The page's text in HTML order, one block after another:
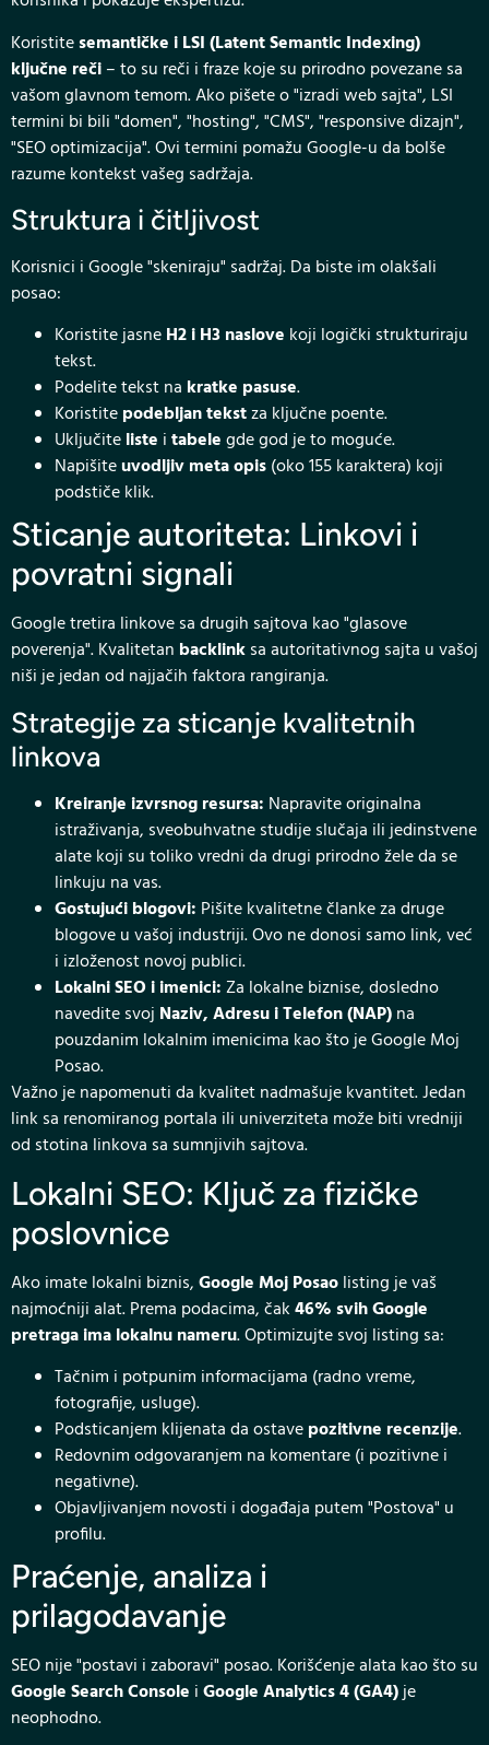
Koristitesemantičke i LSI (Latent Semantic Indexing)
ključne reči– to su reči i fraze koje su prirodno povezane sa
vašom glavnom temom. Ako pišete o "izradi web sajta", LSI
termini bi bili "domen", "hosting", "CMS", "responsive dizajn",
"SEO optimizacija". Ovi termini pomažu Google-u da bolše
razume kontekst vašeg sadržaja.
Struktura i čitljivost
Korisnici i Google "skeniraju" sadržaj. Da biste im olakšali
posao:
Koristite jasneH2 i H3 naslove koji logički strukturiraju
tekst.
Podelite tekst na kratke pasuse.
Koristitepodebljan tekstza ključne poente.
Uključiteliste itabelegde god je to moguće.
Napišiteuvodljiv meta opis(oko 155 karaktera) koji
podstiče klik.
Sticanje autoriteta: Linkovi i
povratni signali
Google tretira linkove sa drugih sajtova kao "glasove
poverenja". Kvalitetan backlinksa autoritativnog sajta u vašoj
niši je jedan od najjačih faktora rangiranja.
Strategije za sticanje kvalitetnih
linkova
Kreiranje izvrsnog resursa: Napravite originalna
istraživanja, sveobuhvatne studije slučaja ili jedinstvene
alate koji su toliko vredni da drugi prirodno žele da se
linkuju na vas.
Gostujući blogovi: Pišite kvalitetne članke za druge
blogove u vašoj industriji. Ovo ne donosi samo link, već
i izloženost novoj publici.
Lokalni SEO i imenici:Za lokalne biznise, dosledno
navedite svoj Naziv, Adresu i Telefon (NAP)na
pouzdanim lokalnim imenicima kao što je Google Moj
Posao.
Važno je napomenuti da kvalitet nadmašuje kvantitet. Jedan
link sa renomiranog portala ili univerziteta može biti vredniji
od stotina linkova sa sumnjivih sajtova.
Lokalni SEO: Ključ za fizičke
poslovnice
Ako imate lokalni biznis,Google Moj Posaolisting je vaš
najmoćniji alat. Prema podacima, čak46% svih Google
pretraga ima lokalnu nameru. Optimizujte svoj listing sa:
Tačnim i potpunim informacijama (radno vreme,
fotografije, usluge).
Podsticanjem klijenata da ostavepozitivne recenzije.
Redovnim odgovaranjem na komentare (i pozitivne i
negativne).
Objavljivanjem novosti i događaja putem "Postova" u
profilu.
Praćenje, analiza i
prilagodavanje
SEO nije "postavi i zaboravi" posao. Korišćenje alata kao što su
Google Search Console iGoogle Analytics 4 (GA4)je
neophodno.